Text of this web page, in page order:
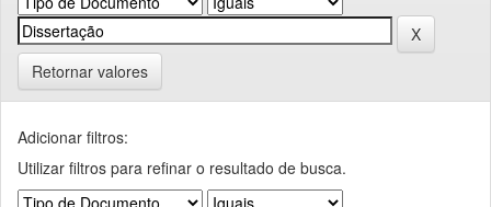
Retornar valores
Adicionar filtros:
Utilizar filtros para refinar o resultado de busca.